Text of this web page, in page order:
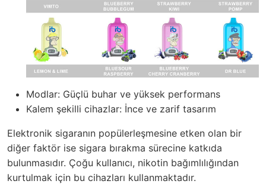
Modlar: Güçlü buhar ve yüksek performans
Kalem şekilli cihazlar: İnce ve zarif tasarım
Elektronik sigaranın popülerleşmesine etken olan bir
diğer faktör ise sigara bırakma sürecine katkıda
bulunmasıdır. Çoğu kullanıcı, nikotin bağımlılığından
kurtulmak için bu cihazları kullanmaktadır.